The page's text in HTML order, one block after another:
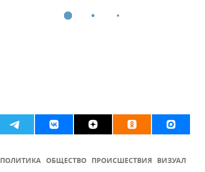
ПОЛИТИКА ОБЩЕСТВО ПРОИСШЕСТВИЯ ВИЗУАЛ